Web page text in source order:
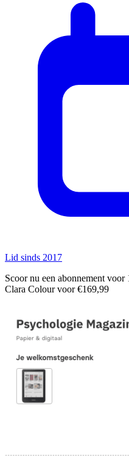
Lid sinds 2017
Scoor nu een abonnement
Clara Colour voor €169,99